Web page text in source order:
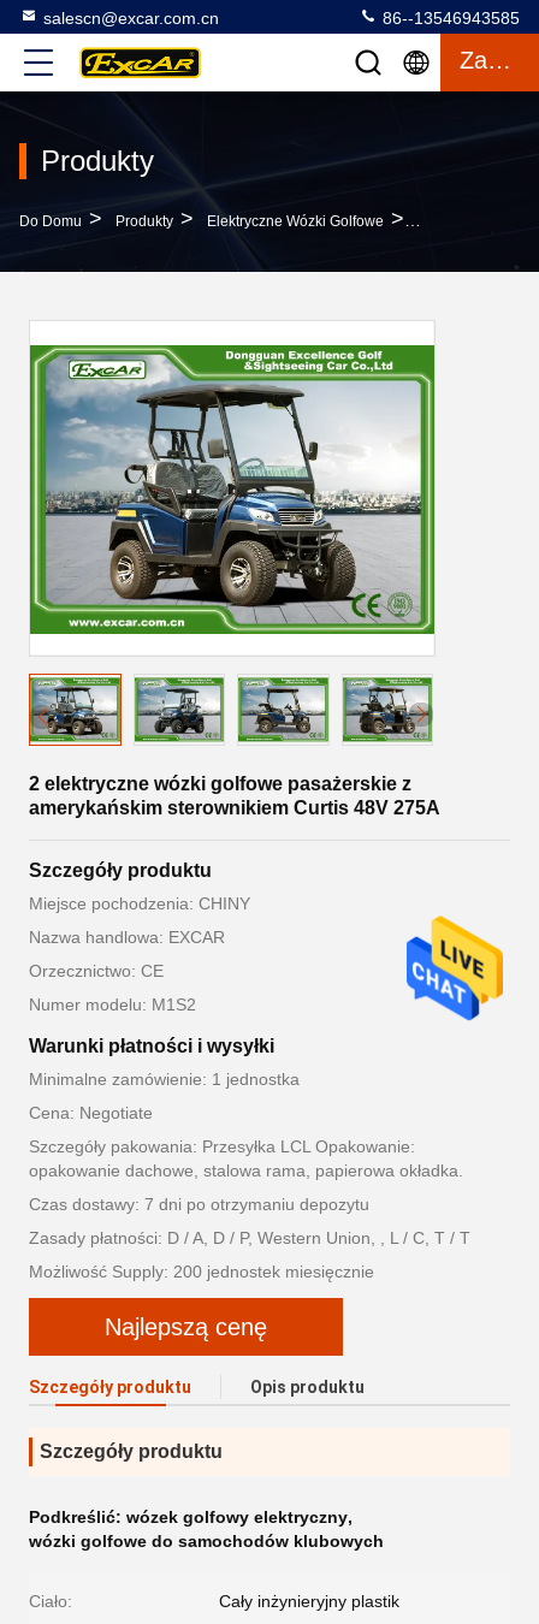
salescn@excar.com.cn 86--13546943585
Zacytować
Produkty
Do Domu > Produkty > Elektryczne Wózki Golfowe >
2 elektryczne wózki golfowe pasażerskie z
amerykańskim sterownikiem Curtis 48V 275A
Szczegóły produktu
Miejsce pochodzenia: CHINY
Nazwa handlowa: EXCAR
Orzecznictwo: CE
Numer modelu: M1S2
Warunki płatności i wysyłki
Minimalne zamówienie: 1 jednostka
Cena: Negotiate
Szczegóły pakowania: Przesyłka LCL Opakowanie:
opakowanie dachowe, stalowa rama, papierowa okładka.
Czas dostawy: 7 dni po otrzymaniu depozytu
Zasady płatności: D / A, D / P, Western Union, , L / C, T / T
Możliwość Supply: 200 jednostek miesięcznie
Najlepszą cenę
Szczegóły produktu Opis produktu
Szczegóły produktu
Podkreślić: wózek golfowy elektryczny,
wózki golfowe do samochodów klubowych
Ciało: Cały inżynieryjny plastik